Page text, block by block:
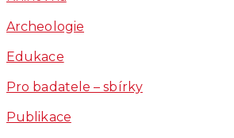
Archeologie
Edukace
Pro badatele – sbírky
Publikace